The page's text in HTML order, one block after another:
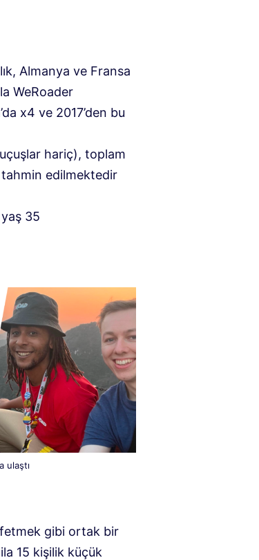
Almanya ve Fransa
WeRoader
x4 ve 2017’den bu
hariç), toplam
edilmektedir
35
ulaştı
gibi ortak bir
15 kişilik küçük